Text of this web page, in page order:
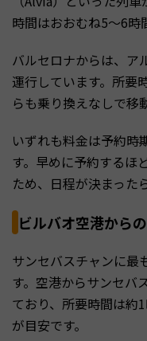
時間はおおむね5〜6時
バルセロナからは、ア
運行しています。所要
らも乗り換えなしで移
いずれも料金は予約時
す。早めに予約するほ
ため、日程が決まった
ビルバオ空港から
サンセバスチャンに最
す。空港からサンセバ
ており、所要時間は約
が目安です。